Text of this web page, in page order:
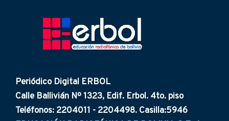
Periódico Digital ERBOL
Calle Ballivián Nº 1323, Edif. Erbol. 4to. piso
Teléfonos: 2204011 - 2204498. Casilla:5946